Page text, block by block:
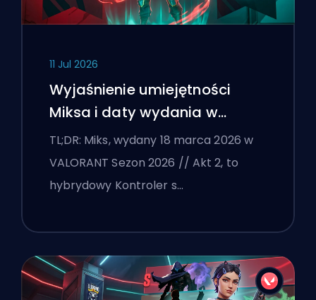
11 Jul 2026
Wyjaśnienie umiejętności
Miksa i daty wydania w
VALORANT
TL;DR: Miks, wydany 18 marca 2026 w
VALORANT Sezon 2026 // Akt 2, to
hybrydowy Kontroler s…